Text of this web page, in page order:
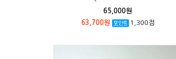
65,000원
63,700원
1,300점